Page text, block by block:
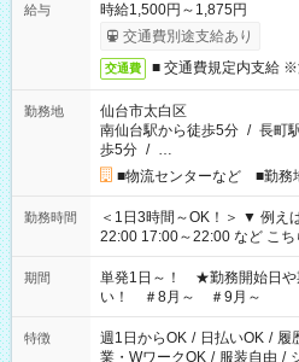
給与
時給1,500円～1,875円
交通費別途支給あり
交通費 ■ 交通費規定内支給
勤務地
仙台市太白区
南仙台駅から徒歩5分 / 長町
歩5分 / …
■物流センターなど ■勤務
勤務時間
＜1日3時間～OK！＞ ▼ 例えば… ▼ 15:00～18:00 15:00～
22:00 17:00～22:00 など こちら以外の時間もお気軽にご相談く
ださい！
期間
単発1日～！ ★勤務開始日や
い！ ＃8月～ ＃9月～
特徴 週1日からOK / 日払いOK / 履
業・WワークOK / 服装自由 /